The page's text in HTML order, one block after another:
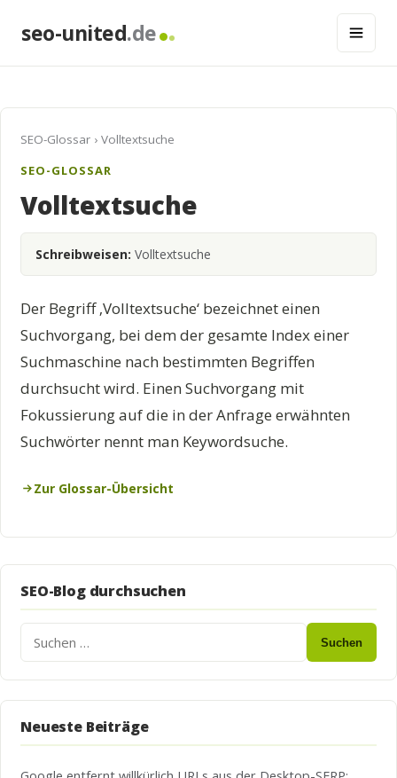
seo-united.de
SEO-Glossar › Volltextsuche
SEO-GLOSSAR
Volltextsuche
Schreibweisen: Volltextsuche
Der Begriff ‚Volltextsuche‘ bezeichnet einen
Suchvorgang, bei dem der gesamte Index einer
Suchmaschine nach bestimmten Begriffen
durchsucht wird. Einen Suchvorgang mit
Fokussierung auf die in der Anfrage erwähnten
Suchwörter nennt man Keywordsuche.
Zur Glossar-Übersicht
SEO-Blog durchsuchen
Suchen
Neueste Beiträge